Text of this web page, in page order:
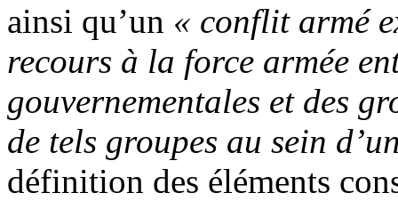
ainsi qu’un « conflit armé
recours à la force armée
gouvernementales et des
de tels groupes au sein
définition des éléments